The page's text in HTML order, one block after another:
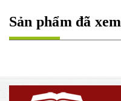
Sản phẩm đã xem